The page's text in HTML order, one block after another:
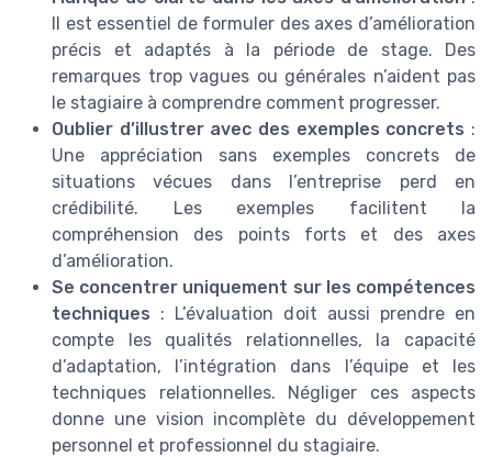
Il est essentiel de formuler des axes d’amélioration
précis et adaptés à la période de stage. Des
remarques trop vagues ou générales n’aident pas
le stagiaire à comprendre comment progresser.
Oublier d’illustrer avec des exemples concrets :
Une appréciation sans exemples concrets de
situations vécues dans l’entreprise perd en
crédibilité. Les exemples facilitent la
compréhension des points forts et des axes
d’amélioration.
Se concentrer uniquement sur les compétences
techniques : L’évaluation doit aussi prendre en
compte les qualités relationnelles, la capacité
d’adaptation, l’intégration dans l’équipe et les
techniques relationnelles. Négliger ces aspects
donne une vision incomplète du développement
personnel et professionnel du stagiaire.